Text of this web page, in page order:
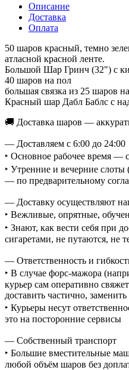
Описание
Доставка
Оплата
50 шаров красный, темно
атласной красной ленте.
Большой Шар Гринч (32") с
40 шаров на пол
большая связка из 25 шаров
Красный шар Дабл Баблс с
🚚 Доставка шаров —
— Доставляем с 6:00 до 24:00
‣ Основное рабочее время —
‣ Утренние и вечерние слоты
— по предварительному
— Доставку осуществляют
‣ Вежливые, опрятные,
‣ Знают, как вести себя при
сигаретами, не путаются, не
— Ответственность и
‣ В случае форс-мажора
курьер сам оперативно
доставить частично,
‣ Курьеры несут
это на посторонние сервисы
— Собственный транспорт
‣ Большие вместительные
любой объём шаров без